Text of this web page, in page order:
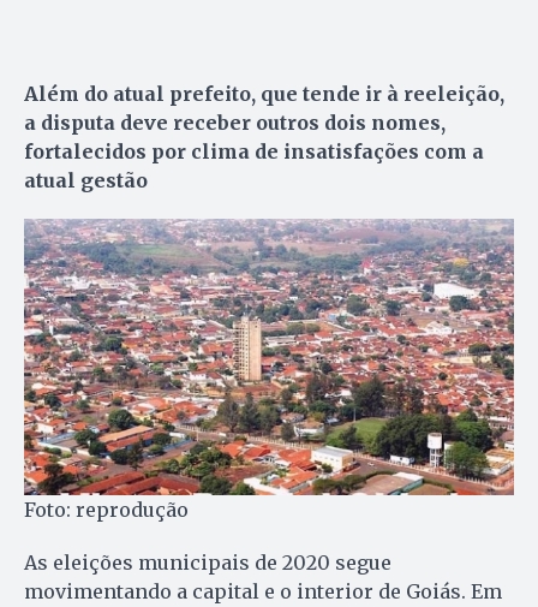
Além do atual prefeito, que tende ir à reeleição,
a disputa deve receber outros dois nomes,
fortalecidos por clima de insatisfações com a
atual gestão
Foto: reprodução
As eleições municipais de 2020 segue
movimentando a capital e o interior de Goiás. Em